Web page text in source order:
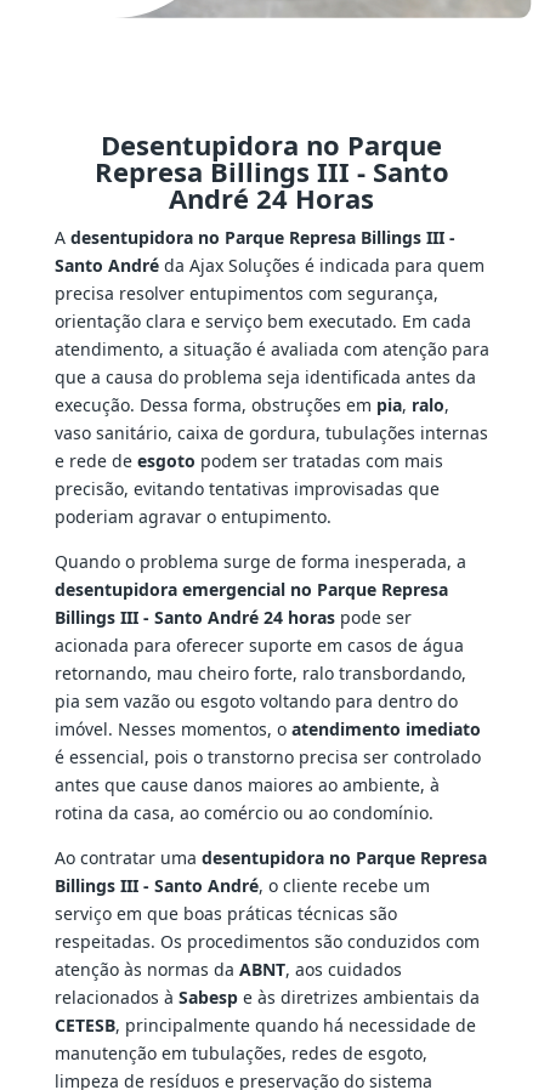
Desentupidora no Parque
Represa Billings III - Santo
André 24 Horas
A desentupidora no Parque Represa Billings III -
Santo Andréda Ajax Soluções é indicada para quem
precisa resolver entupimentos com segurança,
orientação clara e serviço bem executado. Em cada
atendimento, a situação é avaliada com atenção para
que a causa do problema seja identificada antes da
execução. Dessa forma, obstruções em pia, ralo,
vaso sanitário, caixa de gordura, tubulações internas
e rede de esgoto podem ser tratadas com mais
precisão, evitando tentativas improvisadas que
poderiam agravar o entupimento.
Quando o problema surge de forma inesperada, a
desentupidora emergencial no Parque Represa
Billings III - Santo André 24 horaspode ser
acionada para oferecer suporte em casos de água
retornando, mau cheiro forte, ralo transbordando,
pia sem vazão ou esgoto voltando para dentro do
imóvel. Nesses momentos, o atendimento imediato
é essencial, pois o transtorno precisa ser controlado
antes que cause danos maiores ao ambiente, à
rotina da casa, ao comércio ou ao condomínio.
Ao contratar uma desentupidora no Parque Represa
Billings III - Santo André, o cliente recebe um
serviço em que boas práticas técnicas são
respeitadas. Os procedimentos são conduzidos com
atenção às normas da ABNT, aos cuidados
relacionados à Sabespe às diretrizes ambientais da
CETESB, principalmente quando há necessidade de
manutenção em tubulações, redes de esgoto,
limpeza de resíduos e preservação do sistema